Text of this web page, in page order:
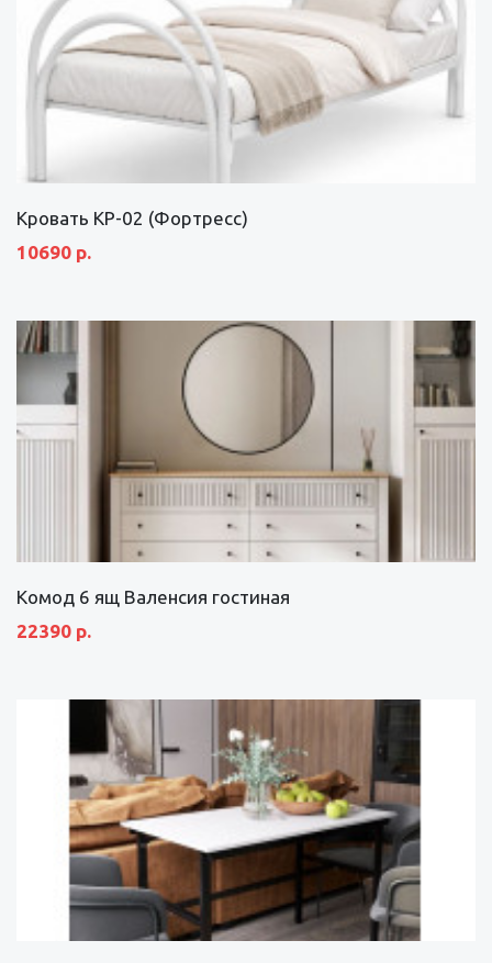
Кровать КР-02 (Фортресс)
10690 р.
Комод 6 ящ Валенсия гостиная
22390 р.